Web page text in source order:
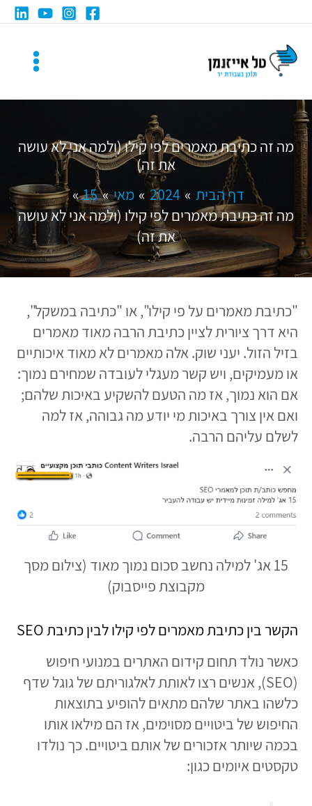
מה זה כתיבת מאמרים לפי קילו (ולמה אני לא עושה
את זה)
דף הבית
2024 מאי
15
מה זה כתיבת מאמרים לפי קילו (ולמה אני לא עושה
את זה)
"כתיבת מאמרים על פי קילו", או "כתיבה במשקל",
היא דרך ציורית לציין כתיבת הרבה מאוד מאמרים
בזיל הזול. יעני שוק. אלה מאמרים לא מאוד איכותיים
או מעמיקים, ויש קשר מעגלי לעובדה שמחירם נמוך:
אם הוא נמוך, אז מה הטעם להשקיע באיכות שלהם;
ואם אין צורך באיכות מי יודע מה גבוהה, אז למה
לשלם עליהם הרבה.
15 אג' למילה נחשב סכום נמוך מאוד (צילום מסך
מקבוצת פייסבוק)
הקשר בין כתיבת מאמרים לפי קילו לבין כתיבת SEO
כאשר נולד תחום קידום האתרים במנועי חיפוש
(SEO), אנשים רצו לאותת לאלגוריתם של גוגל שדף
כלשהו באתר שלהם מתאים להופיע בתוצאות
החיפוש של ביטויים מסוימים, אז הם מילאו אותו
בכמה שיותר אזכורים של אותם ביטויים. כך נולדו
טקסטים איומים כגון: